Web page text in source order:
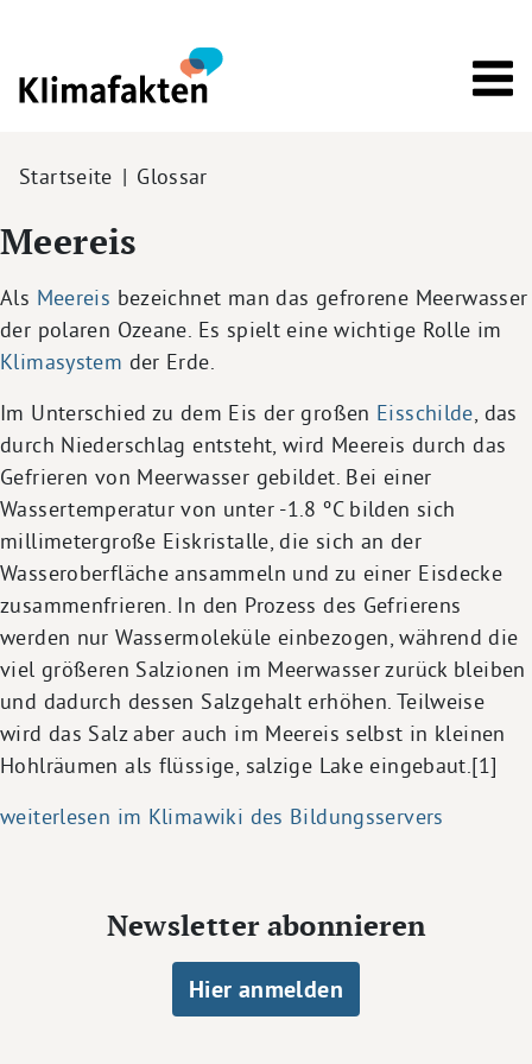
Pfadnavigation
Startseite Glossar
Meereis
Als Meereis bezeichnet man das gefrorene Meerwasser
der polaren Ozeane. Es spielt eine wichtige Rolle im
Klimasystem der Erde.
Im Unterschied zu dem Eis der großen Eisschilde, das
durch Niederschlag entsteht, wird Meereis durch das
Gefrieren von Meerwasser gebildet. Bei einer
Wassertemperatur von unter -1.8 ºC bilden sich
millimetergroße Eiskristalle, die sich an der
Wasseroberfläche ansammeln und zu einer Eisdecke
zusammenfrieren. In den Prozess des Gefrierens
werden nur Wassermoleküle einbezogen, während die
viel größeren Salzionen im Meerwasser zurück bleiben
und dadurch dessen Salzgehalt erhöhen. Teilweise
wird das Salz aber auch im Meereis selbst in kleinen
Hohlräumen als flüssige, salzige Lake eingebaut.[1]
weiterlesen im Klimawiki des Bildungsservers
Newsletter abonnieren
Hier anmelden